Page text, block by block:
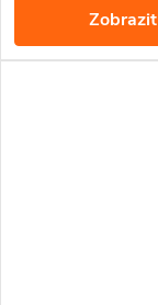
Zobrazit